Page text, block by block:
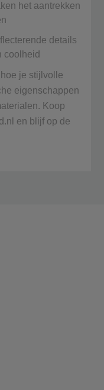
het aantrekken
details
coolheid
je stijlvolle
eigenschappen
Koop
en blijf op de